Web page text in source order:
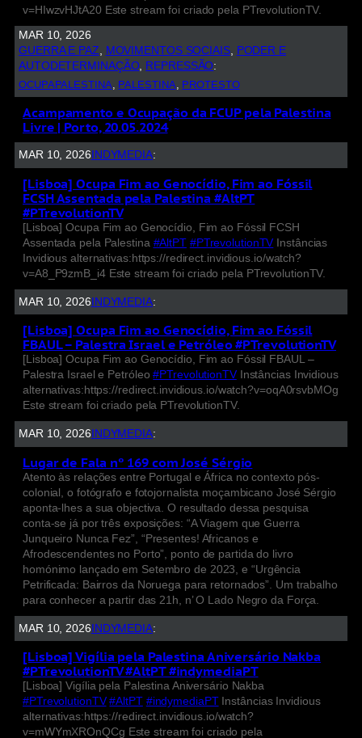
v=HIwzvHJtA20 Este stream foi criado pela PTrevolutionTV.
MAR 10, 2026
GUERRA E PAZ
MOVIMENTOS SOCIAIS, PODER E
AUTODETERMINAÇÃO, REPRESSÃO:
OCUPAPALESTINA PALESTINA PROTESTO
Acampamento e Ocupação da FCUP pela Palestina
Livre | Porto, 20.05.2024
MAR 10, 2026 INDYMEDIA:
[Lisboa] Ocupa Fim ao Genocídio, Fim ao Fóssil
FCSH Assentada pela Palestina #AltPT
#PTrevolutionTV
[Lisboa] Ocupa Fim ao Genocídio, Fim ao Fóssil FCSH
Assentada pela Palestina #AltPT #PTrevolutionTVInstâncias
Invidious alternativas:https://redirect.invidious.io/watch?
v=A8_P9zmB_i4 Este stream foi criado pela PTrevolutionTV.
MAR 10, 2026 INDYMEDIA:
[Lisboa] Ocupa Fim ao Genocídio, Fim ao Fóssil
FBAUL – Palestra Israel e Petróleo #PTrevolutionTV
[Lisboa] Ocupa Fim ao Genocídio, Fim ao Fóssil FBAUL –
Palestra Israel e Petróleo#PTrevolutionTVInstâncias Invidious
alternativas:https://redirect.invidious.io/watch?v=oqA0rsvbMOg
Este stream foi criado pela PTrevolutionTV.
MAR 10, 2026 INDYMEDIA:
Lugar de Fala nº 169 com José Sérgio
Atento às relações entre Portugal e África no contexto pós-
colonial, o fotógrafo e fotojornalista moçambicano José Sérgio
aponta-lhes a sua objectiva. O resultado dessa pesquisa
conta-se já por três exposições: “A Viagem que Guerra
Junqueiro Nunca Fez”, “Presentes! Africanos e
Afrodescendentes no Porto”, ponto de partida do livro
homónimo lançado em Setembro de 2023, e “Urgência
Petrificada: Bairros da Noruega para retornados”. Um trabalho
para conhecer a partir das 21h, n’ O Lado Negro da Força.
MAR 10, 2026 INDYMEDIA:
[Lisboa] Vigília pela Palestina Aniversário Nakba
#PTrevolutionTV #AltPT #indymediaPT
[Lisboa] Vigília pela Palestina Aniversário Nakba
#PTrevolutionTV #AltPT #indymediaPTInstâncias Invidious
alternativas:https://redirect.invidious.io/watch?
v=mWYmXROnQCg Este stream foi criado pela